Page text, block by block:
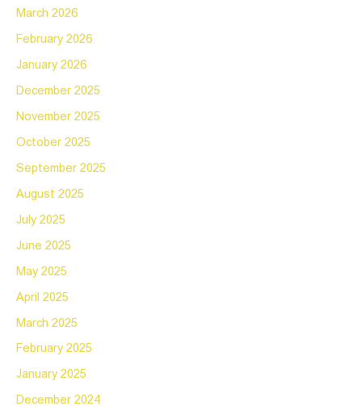
March 2026
February 2026
January 2026
December 2025
November 2025
October 2025
September 2025
August 2025
July 2025
June 2025
May 2025
April 2025
March 2025
February 2025
January 2025
December 2024